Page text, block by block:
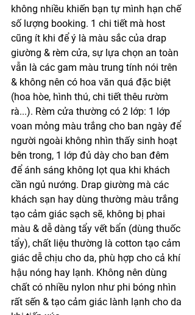
không nhiều khiến bạn tự mình hạn chế
số lượng booking. 1 chi tiết mà host
cũng ít khi để ý là màu sắc của drap
giường & rèm cửa, sự lựa chọn an toàn
vẫn là các gam màu trung tính nói trên
& không nên có hoa văn quá đặc biệt
(hoa hòe, hình thú, chi tiết thêu rườm
rà...). Rèm cửa thường có 2 lớp: 1 lớp
voan mỏng màu trắng cho ban ngày để
người ngoài không nhìn thấy sinh hoạt
bên trong, 1 lớp đủ dày cho ban đêm
để ánh sáng không lọt qua khi khách
cần ngủ nướng. Drap giường mà các
khách sạn hay dùng thường màu trắng
tạo cảm giác sạch sẽ, không bị phai
màu & dễ dàng tẩy vết bẩn (dùng thuốc
tẩy), chất liệu thường là cotton tạo cảm
giác dễ chịu cho da, phù hợp cho cả khí
hậu nóng hay lạnh. Không nên dùng
chất có nhiều nylon như phi bóng nhìn
rất sến & tạo cảm giác lành lạnh cho da